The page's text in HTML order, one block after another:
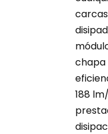
chapa
188